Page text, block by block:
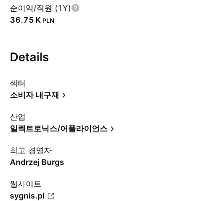
순이익/직원 (1Y)
‪36.75 K‬ PLN
Details
섹터
소비자 내구재
산업
일렉트로닉스/어플라이언스
최고 경영자
Andrzej Burgs
웹사이트
sygnis.pl